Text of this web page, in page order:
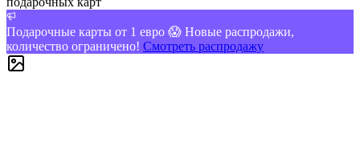
Подарочные карты от 1 евро 😱 Новые распродажи,
количество ограничено! Смотреть распродажу